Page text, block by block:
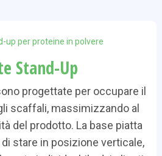
Stand-Up
progettate per occupare il
scaffali, massimizzando al
del prodotto. La base piatta
stare in posizione verticale,